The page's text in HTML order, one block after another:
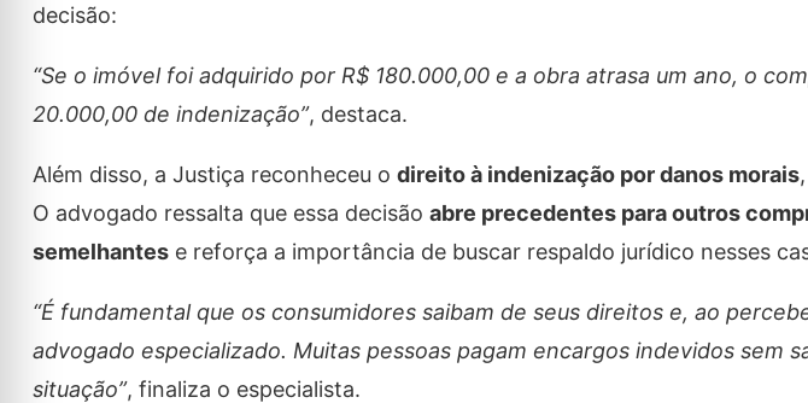
decisão:
“Se o imóvel foi adquirido por R$ 180.000,00 e a obra atrasa um ano, o
20.000,00 de indenização”, destaca.
Além disso, a Justiça reconheceu o direito à indenização por danos morais
O advogado ressalta que essa decisão abre precedentes para outros
semelhantese reforça a importância de buscar respaldo jurídico nesses
“É fundamental que os consumidores saibam de seus direitos e, ao
advogado especializado. Muitas pessoas pagam encargos indevidos sem
situação”, finaliza o especialista.